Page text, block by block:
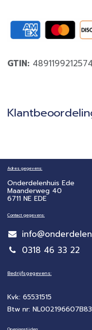
GTIN: 4891199212574
Adres gegevens:
Onderdelenhuis Ede
Maanderweg 40
6711 NE EDE
Contact gegevens:
0318 46 33 22
Bedrijfsgegevens:
Kvk: 65531515
Btw nr: NL002196607B83